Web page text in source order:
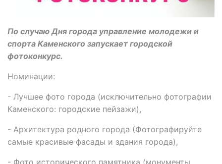
По случаю Дня города управление молодежи и
спорта Каменского запускает городской
фотоконкурс.
Номинации:
- Лучшее фото города (исключительно фотографии
Каменского: городские пейзажи),
- Архитектура родного города (Фотографируйте
самые красивые фасады и здания города),